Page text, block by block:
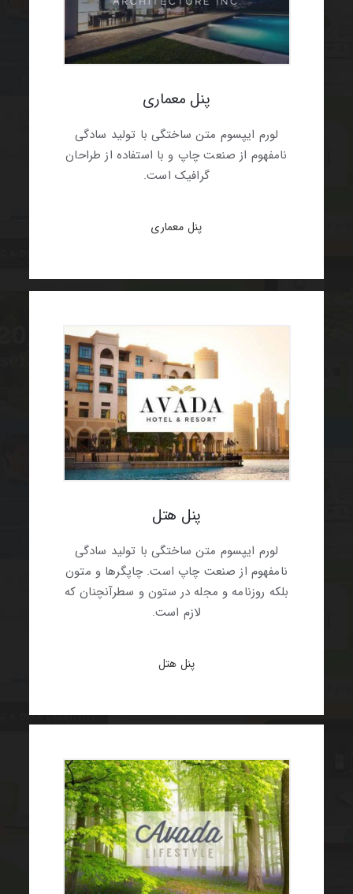
پنل معماری
لورم ایپسوم متن ساختگی با تولید سادگی
نامفهوم از صنعت چاپ و با استفاده از طراحان
گرافیک است.
پنل معماری
پنل هتل
لورم ایپسوم متن ساختگی با تولید سادگی
نامفهوم از صنعت چاپ است. چاپگرها و متون
بلکه روزنامه و مجله در ستون و سطرآنچنان که
لازم است.
پنل هتل